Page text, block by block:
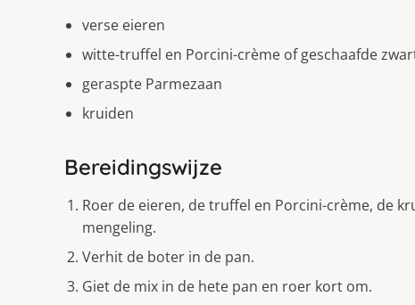
verse eieren
witte-truffel en Porcini-crème of geschaafde
geraspte Parmezaan
kruiden
Bereidingswijze
Roer de eieren, de truffel en Porcini-crème, de
mengeling.
Verhit de boter in de pan.
Giet de mix in de hete pan en roer kort om.